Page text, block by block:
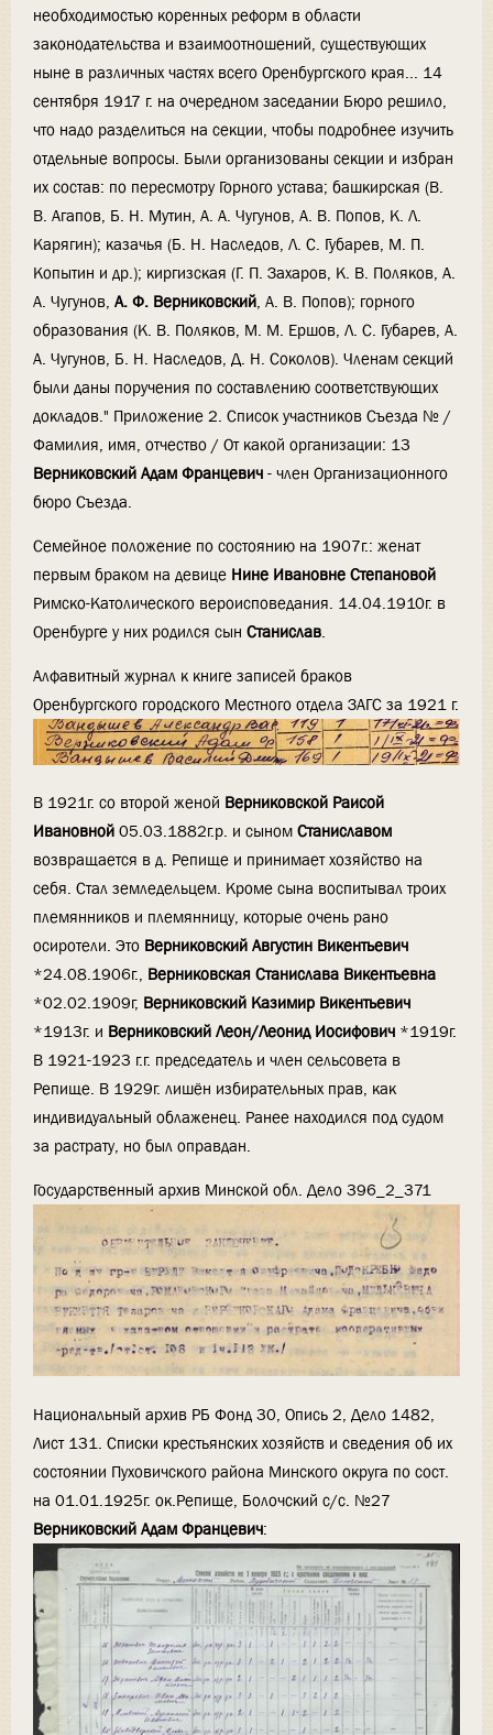
необходимостью коренных реформ в области
законодательства и взаимоотношений, существующих
ныне в различных частях всего Оренбургского края... 14
сентября 1917 г. на очередном заседании Бюро решило,
что надо разделиться на секции, чтобы подробнее изучить
отдельные вопросы. Были организованы секции и избран
их состав: по пересмотру Горного устава; башкирская (В.
В. Агапов, Б. Н. Мутин, А. А. Чугунов, А. В. Попов, К. Л.
Карягин); казачья (Б. Н. Наследов, Л. С. Губарев, М. П.
Копытин и др.); киргизская (Г. П. Захаров, К. В. Поляков, А.
А. Чугунов, А. Ф. Верниковский, А. В. Попов); горного
образования (К. В. Поляков, М. М. Ершов, Л. С. Губарев, А.
А. Чугунов, Б. Н. Наследов, Д. Н. Соколов). Членам секций
были даны поручения по составлению соответствующих
докладов." Приложение 2. Список участников Съезда № /
Фамилия, имя, отчество / От какой организации: 13
Верниковский Адам Францевич - член Организационного
бюро Съезда.
Семейное положение по состоянию на 1907г.: женат
первым браком на девице Нине Ивановне Степановой
Римско-Католического вероисповедания. 14.04.1910г. в
Оренбурге у них родился сын Станислав.
Алфавитный журнал к книге записей браков
Оренбургского городского Местного отдела ЗАГС за 1921 г.
В 1921г. со второй женой Верниковской Раисой
Ивановной 05.03.1882г.р. и сыном Станиславом
возвращается в д. Репище и принимает хозяйство на
себя. Стал земледельцем. Кроме сына воспитывал троих
племянников и племянницу, которые очень рано
осиротели. Это Верниковский Августин Викентьевич
*24.08.1906г., Верниковская Станислава Викентьевна
*02.02.1909г, Верниковский Казимир Викентьевич
*1913г. и Верниковский Леон/Леонид Иосифович *1919г.
В 1921-1923 г.г. председатель и член сельсовета в
Репище. В 1929г. лишён избирательных прав, как
индивидуальный облаженец. Ранее находился под судом
за растрату, но был оправдан.
Государственный архив Минской обл. Дело 396_2_371
Национальный архив РБ Фонд 30, Опись 2, Дело 1482,
Лист 131. Списки крестьянских хозяйств и сведения об их
состоянии Пуховичского района Минского округа по сост.
на 01.01.1925г. ок.Репище, Болочский с/с. №27
Верниковский Адам Францевич: